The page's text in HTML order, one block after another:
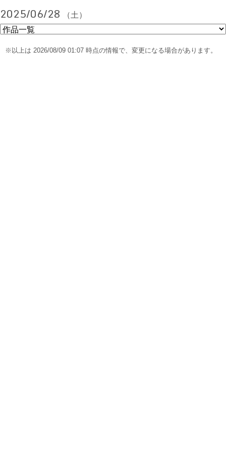
2025/06/28 （土）
※以上は 2026/08/09 01:07 時点の情報で、変更になる場合があります。